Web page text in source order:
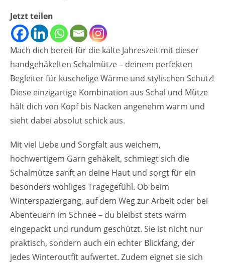
Jetzt teilen
Mach dich bereit für die kalte Jahreszeit mit dieser
handgehäkelten Schalmütze – deinem perfekten
Begleiter für kuschelige Wärme und stylischen Schutz!
Diese einzigartige Kombination aus Schal und Mütze
hält dich von Kopf bis Nacken angenehm warm und
sieht dabei absolut schick aus.
Mit viel Liebe und Sorgfalt aus weichem,
hochwertigem Garn gehäkelt, schmiegt sich die
Schalmütze sanft an deine Haut und sorgt für ein
besonders wohliges Tragegefühl. Ob beim
Winterspaziergang, auf dem Weg zur Arbeit oder bei
Abenteuern im Schnee – du bleibst stets warm
eingepackt und rundum geschützt. Sie ist nicht nur
praktisch, sondern auch ein echter Blickfang, der
jedes Winteroutfit aufwertet. Zudem eignet sie sich